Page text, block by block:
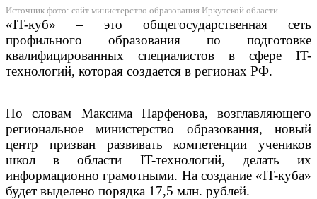
Источник фото: сайт министерство образования Иркутской области
«IT-куб» – это общегосударственная сеть
профильного образования по подготовке
квалифицированных специалистов в сфере IT-
технологий, которая создается в регионах РФ.
По словам Максима Парфенова, возглавляющего
региональное министерство образования, новый
центр призван развивать компетенции учеников
школ в области IT-технологий, делать их
информационно грамотными. На создание «IT-куба»
будет выделено порядка 17,5 млн. рублей.